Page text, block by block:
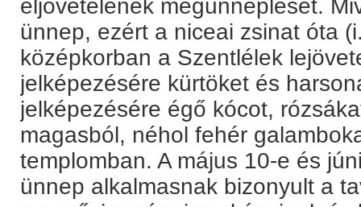
eljövetelének megünneplését.
ünnep, ezért a niceai zsinat óta
középkorban a Szentlélek
jelképezésére kürtöket és
jelképezésére égő kócot,
magasból, néhol fehér
templomban. A május 10-e és
ünnep alkalmasnak bizonyult a